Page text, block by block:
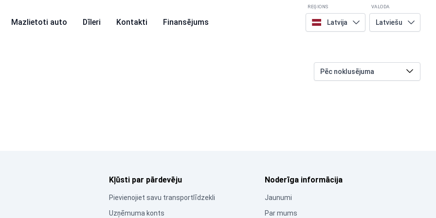
Mazlietoti auto Dīleri Kontakti Finansējums
REĢIONS
Latvija
VALODA
Latviešu
Kļūsti par pārdevēju
Pievienojiet savu transportlīdzekli
Uzņēmuma konts
Noderīga informācija
Jaunumi
Par mums